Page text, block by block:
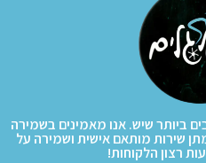
ביותר שיש. אנו מאמינים בשמירה
שירות מותאם אישית ושמירה על
רצון הלקוחות!